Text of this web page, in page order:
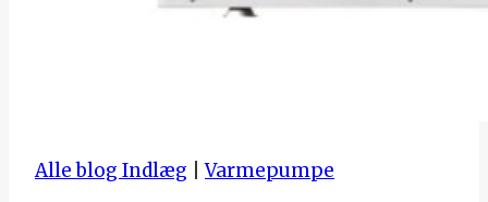
Alle blog Indlæg |Varmepumpe